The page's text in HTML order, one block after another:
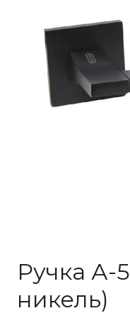
Ручка А-
никель)